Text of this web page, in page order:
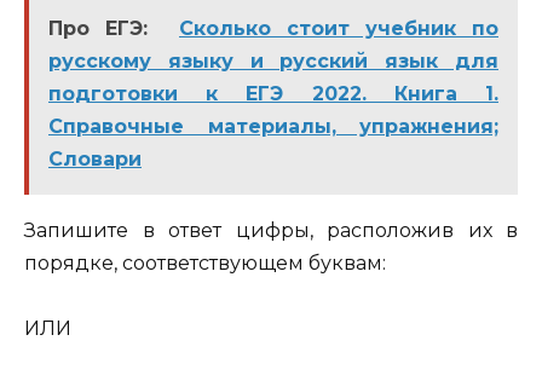
Про ЕГЭ:
Сколько стоит учебник по
русскому языку и русский язык для
подготовки к ЕГЭ 2022. Книга 1.
Справочные материалы, упражнения;
Словари
Запишите в ответ цифры, расположив их в
порядке, соответствующем буквам:
ИЛИ